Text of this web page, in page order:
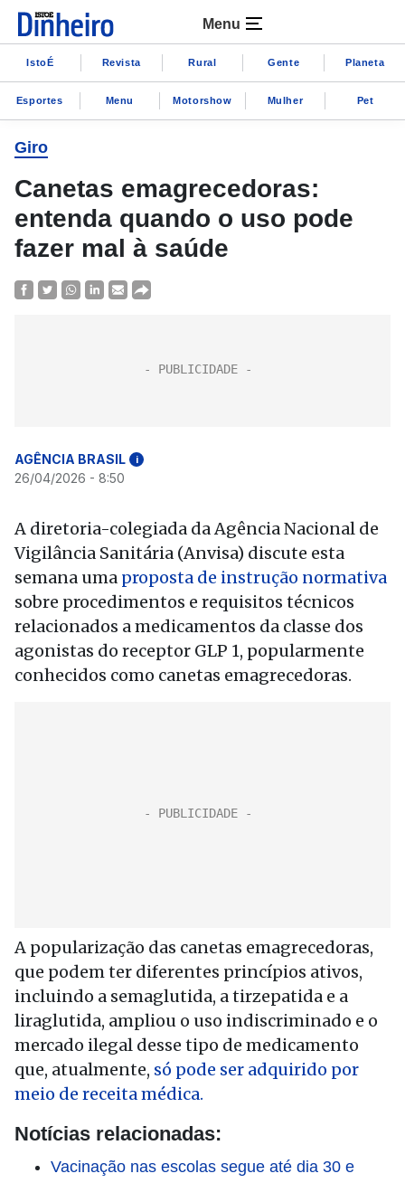
Menu
IstoÉ Revista Rural Gente Planeta
Esportes Menu Motorshow Mulher Pet
Giro
Canetas emagrecedoras:
entenda quando o uso pode
fazer mal à saúde
AGÊNCIA BRASIL i
26/04/2026 - 8:50
A diretoria-colegiada da Agência Nacional de
Vigilância Sanitária (Anvisa) discute esta
semana uma proposta de instrução normativa
sobre procedimentos e requisitos técnicos
relacionados a medicamentos da classe dos
agonistas do receptor GLP 1, popularmente
conhecidos como canetas emagrecedoras.
A popularização das canetas emagrecedoras,
que podem ter diferentes princípios ativos,
incluindo a semaglutida, a tirzepatida e a
liraglutida, ampliou o uso indiscriminado e o
mercado ilegal desse tipo de medicamento
que, atualmente, só pode ser adquirido por
meio de receita médica.
Notícias relacionadas:
Vacinação nas escolas segue até dia 30 e